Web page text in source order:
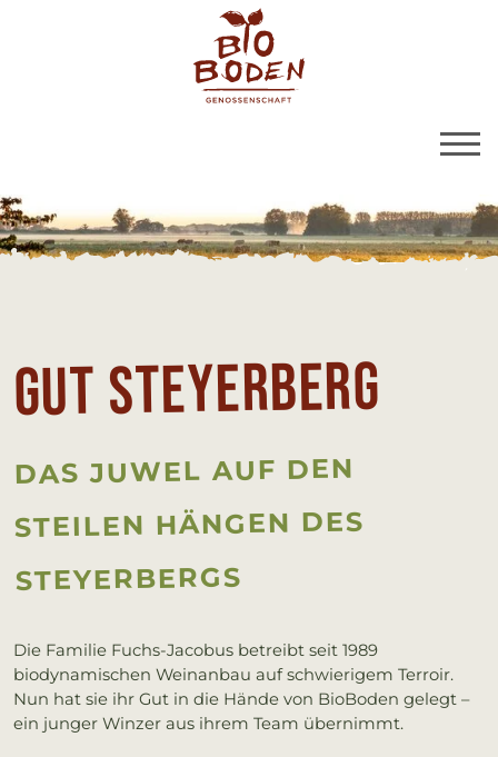
BioBoden | Gut
Gut Stey­er­berg
DAS JUWEL AUF DEN
STEILEN HÄNGEN DES
STEYERBERGS
Die Familie Fuchs-Jacobus betreibt seit 1989
biodynamischen Weinanbau auf schwierigem Terroir.
Nun hat sie ihr Gut in die Hände von BioBoden gelegt –
ein junger Winzer aus ihrem Team übernimmt.